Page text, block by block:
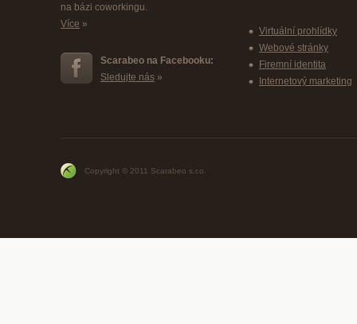
na bázi coworkingu.
Více »
Scarabeo na Facebooku:
Sledujte nás »
Virtuální prohlídky
Webové stránky
Firemní identita
Internetový marketing
Copyright © 2011 Scarabeo s.r.o.